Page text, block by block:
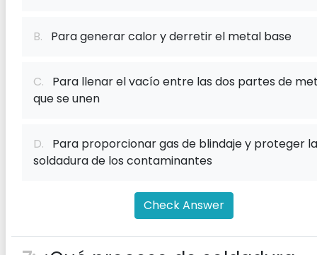
B. Para generar calor y derretir el metal base
C. Para llenar el vacío entre las dos partes de
que se unen
D. Para proporcionar gas de blindaje y proteger la
soldadura de los contaminantes
Check Answer